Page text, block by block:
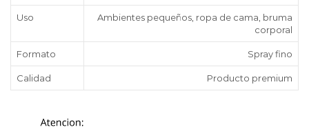
Uso
Ambientes pequeños, ropa de cama, bruma
corporal
Formato Spray fino
Calidad Producto premium